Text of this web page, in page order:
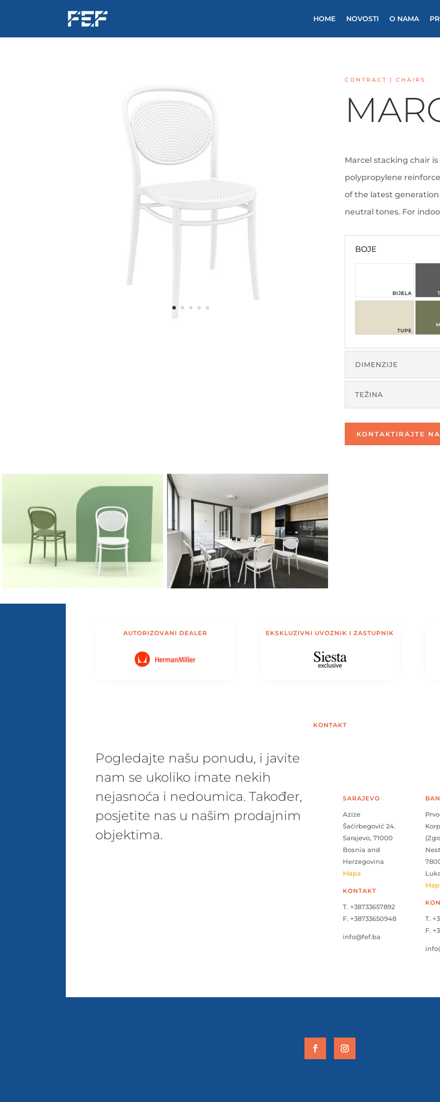
HOME NOVOSTI O NAMA
CONTRACT | CHAIRS
Marcel stacking chair
polypropylene
of the latest
neutral tones. For
BOJE
DIMENZIJE
TEŽINA
KONTAKTIRAJTE
AUTORIZOVANI DEALER EKSKLUZIVNI UVOZNIK I ZASTUPNIK
KONTAKT
Pogledajte našu ponudu, i javite
nam se ukoliko imate nekih
nejasnoća i nedoumica. Također,
posjetite nas u našim prodajnim
objektima.
SARAJEVO
Azize
Šaćirbegović 24.
Sarajevo, 71000
Bosnia and
Herzegovina
Mapa
KONTAKT
T. +38733657892
F. +38733650948
info@fef.ba
T.
F.